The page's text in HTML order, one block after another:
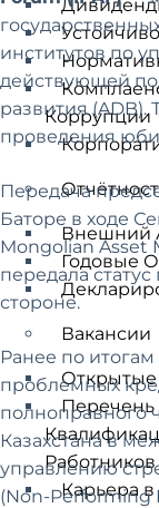
Коррупции
Внешний
Годовые
Вакансии
Открытые
Карьера
институтов по
действующей
развития (ADB).
проведения
Передача
Баторе в ходе
Mongolian Asset
передала
стороне.
Ранее по
проблемных
полноправного
Казахстана в
управлению
(Non-